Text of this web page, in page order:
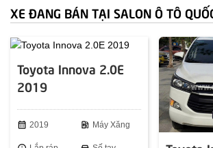
XE ĐANG BÁN TẠI SALON Ô TÔ
Toyota Innova 2.0E
2019
calendar_month 2019 ev_station Máy Xăng